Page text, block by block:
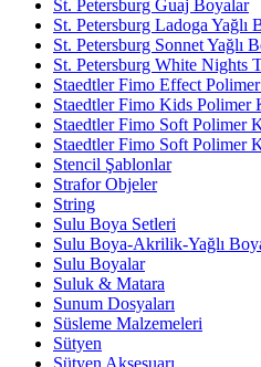
St. Petersburg Guaj Boyalar
St. Petersburg Ladoga Yağlı
St. Petersburg Sonnet Yağlı
St. Petersburg White Nights
Staedtler Fimo Effect
Staedtler Fimo Kids Polimer
Staedtler Fimo Soft Polimer
Staedtler Fimo Soft Polimer
Stencil Şablonlar
Strafor Objeler
String
Sulu Boya Setleri
Sulu Boya-Akrilik-Yağlı
Sulu Boyalar
Suluk & Matara
Sunum Dosyaları
Süsleme Malzemeleri
Sütyen